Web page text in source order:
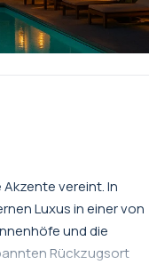
vereint. In
Luxus in einer von
und die
Rückzugsort